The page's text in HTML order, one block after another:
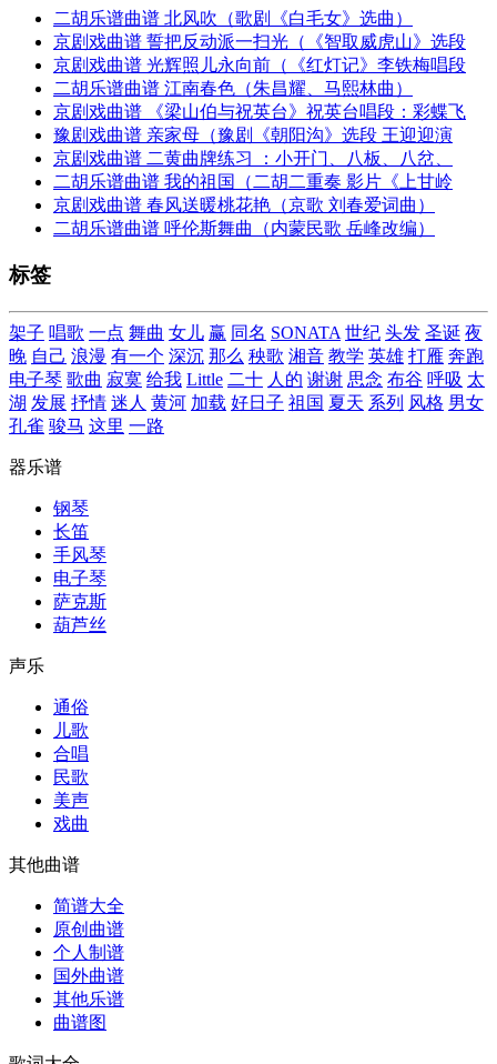
二胡乐谱曲谱 北风吹（歌剧《白毛女》选曲）
京剧戏曲谱 誓把反动派一扫光（《智取威虎山》选段
京剧戏曲谱 光辉照儿永向前（《红灯记》李铁梅唱段
二胡乐谱曲谱 江南春色（朱昌耀、马熙林曲）
京剧戏曲谱 《梁山伯与祝英台》祝英台唱段：彩蝶飞
豫剧戏曲谱 亲家母（豫剧《朝阳沟》选段 王迎迎演
京剧戏曲谱 二黄曲牌练习 ：小开门、八板、八岔、
二胡乐谱曲谱 我的祖国（二胡二重奏 影片《上甘岭
京剧戏曲谱 春风送暖桃花艳（京歌 刘春爱词曲）
二胡乐谱曲谱 呼伦斯舞曲（内蒙民歌 岳峰改编）
标签
架子 唱歌 一点 舞曲 女儿 赢 同名 SONATA 世纪 头发 圣诞 夜
晚 自己 浪漫 有一个 深沉 那么 秧歌 湘音 教学 英雄 打雁 奔跑
电子琴 歌曲 寂寞 给我 Little 二十 人的 谢谢 思念 布谷 呼吸 太
湖 发展 抒情 迷人 黄河 加载 好日子 祖国 夏天 系列 风格 男女
孔雀 骏马 这里 一路
器乐谱
钢琴
长笛
手风琴
电子琴
萨克斯
葫芦丝
声乐
通俗
儿歌
合唱
民歌
美声
戏曲
其他曲谱
简谱大全
原创曲谱
个人制谱
国外曲谱
其他乐谱
曲谱图